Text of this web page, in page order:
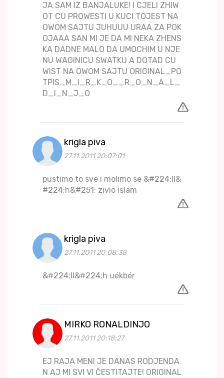
JA SAM IZ BANJALUKE! I CJELI ZHIW
OT CU PROWESTI U KUCI TOJEST NA
OWOM SAJTU JUHUUU URAA ZA POK
OJAAA SAN MI JE DA MI NEKA ZHENS
KA DADNE MALO DA UMOCHIM U NJE
NU WAGINICU SWATKU A DOTAD CU
WIST NA OWOM SAJTU ORIGINAL_PO
TPIS_M_I_R_K_O__R_O_N_A_L_
D_I_N_J_O
krigla piva
27.11.2011 20:07:01
pustimo to sve i molimo se &#224;ll&
#224;h&#251; zivio islam
krigla piva
27.11.2011 20:08:38
&#224;ll&#224;h uékbér
MIRKO RONALDINJO
27.11.2011 20:18:27
EJ RAJA MENI JE DANAS RODJENDA
N AJ MI SVI VI ČESTITAJTE! ORIGINAL